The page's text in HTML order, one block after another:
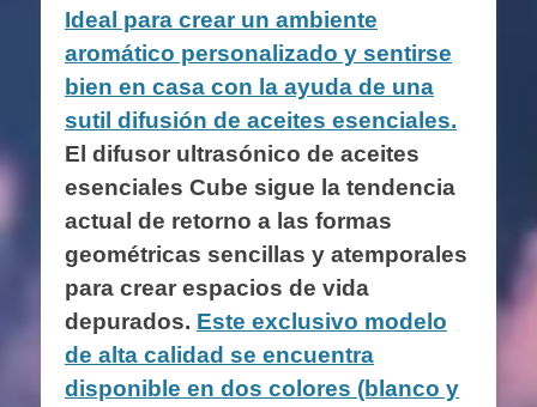
Ideal para crear un ambiente
aromático personalizado y sentirse
bien en casa con la ayuda de una
sutil difusión de aceites esenciales.
El difusor ultrasónico de aceites
esenciales Cube sigue la tendencia
actual de retorno a las formas
geométricas sencillas y atemporales
para crear espacios de vida
depurados. Este exclusivo modelo
de alta calidad se encuentra
disponible en dos colores (blanco y